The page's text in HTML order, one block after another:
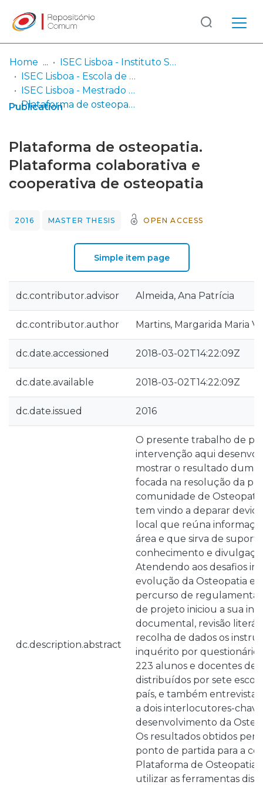
Communities
& Collections
Statistics
Log
In
(current)
Home
ISEC Lisboa - Instituto Superior de Educação e Ciências
ISEC Lisboa - Escola de Educação e Desenvolvimento Humano
ISEC Lisboa - Mestrado em Ciências da Educação - Área de Especialização em Supervisão Pedagógica
Plataforma de osteopatia. Plataforma colaborativa e cooperativa de osteopatia
Publication
Plataforma de osteopatia.
Plataforma colaborativa e
cooperativa de osteopatia
2016 MASTER THESIS OPEN ACCESS
Simple item page
dc.contributor.advisor Almeida, Ana Patrícia
dc.contributor.author Martins, Margarida Maria
dc.date.accessioned 2018-03-02T14:22:09Z
dc.date.available 2018-03-02T14:22:09Z
dc.date.issued 2016
dc.description.abstract
O presente trabalho de
intervenção aqui
mostrar o resultado duma
focada na resolução da
comunidade de
tem vindo a deparar
local que reúna
área e que sirva de
conhecimento e
Atendendo aos desafios
evolução da Osteopatia e
percurso de
de projeto iniciou a sua
documental, revisão
recolha de dados os
inquérito por
223 alunos e docentes de
distribuídos por sete
país, e também
a dois interlocutores-
desenvolvimento da
Os resultados obtidos
ponto de partida para a
Plataforma de Osteopatia
utilizar as ferramentas